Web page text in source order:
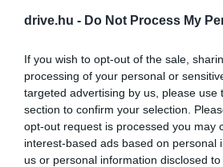
drive.hu - Do Not Process My
If you wish to opt-out of the sale,
processing of your personal or
targeted advertising by us, please use
section to confirm your selection.
opt-out request is processed you may
interest-based ads based on personal
us or personal information disclosed